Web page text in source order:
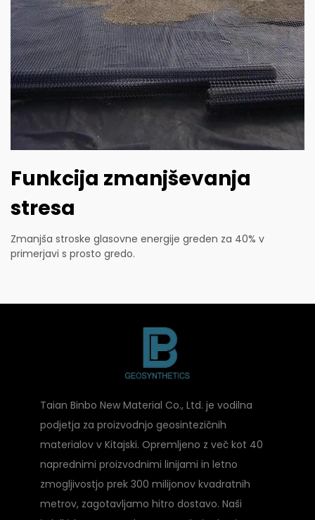
Funkcija zmanjševanja
stresa
Zmanjša stroske glasovne energije greden za 40% v
primerjavi s prosto gredo.
Taian Binbo New Material Co., Ltd. je vodilna
podjetja za proizvodnjo geosintezičnih
materialov v Kitajski. Opremljeno z več kot 40
naprednimi proizvodnimi linijami in letno
zmogljivostjo prek 300 milijonov kvadratnih
metrov, zagotavljamo hitro dostavo. Naši